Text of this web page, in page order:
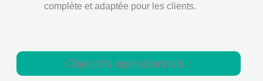
complète et adaptée pour les clients.
Objectifs opérationnels :